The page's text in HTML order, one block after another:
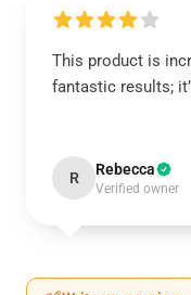
This product is
fantastic results;
R Rebecca
Verified owner